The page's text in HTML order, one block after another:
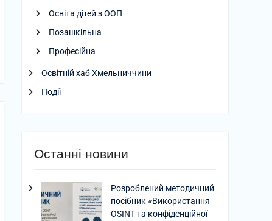
Освіта дітей з ООП
Позашкільна
Професійна
Освітній хаб Хмельниччини
Події
Останні новини
Розроблений методичний
посібник «Використання
OSINT та конфіденційної